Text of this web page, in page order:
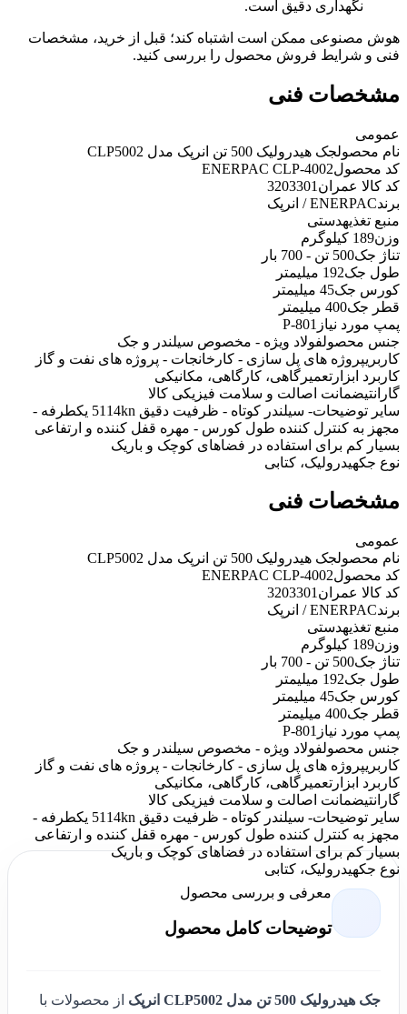
نگهداری دقیق است.
هوش مصنوعی ممکن است اشتباه کند؛ قبل از خرید، مشخصات
فنی و شرایط فروش محصول را بررسی کنید.
مشخصات فنی
عمومی
نام محصولجک هیدرولیک 500 تن انرپک مدل CLP5002
کد محصولENERPAC CLP-4002
کد کالا عمران 3203301
برندENERPAC / انرپک
منبع تغذیهدستی
وزن189 کیلوگرم
تناژ جک500 تن - 700 بار
طول جک192 میلیمتر
کورس جک45 میلیمتر
قطر جک400 میلیمتر
پمپ مورد نیاز P-801
جنس محصولفولاد ویژه - مخصوص سیلندر و جک
کاربریپروژه های پل سازی - کارخانجات - پروژه های نفت و گاز
کاربرد ابزار تعمیرگاهی، کارگاهی، مکانیکی
گارانتیضمانت اصالت و سلامت فیزیکی کالا
سایر توضیحات
- سیلندر کوتاه - ظرفیت دقیق 5114kn یکطرفه -
مجهز به کنترل کننده طول کورس - مهره قفل کننده و ارتفاعی
بسیار کم برای استفاده در فضاهای کوچک و باریک
نوع جکهیدرولیک، کتابی
مشخصات فنی
عمومی
نام محصولجک هیدرولیک 500 تن انرپک مدل CLP5002
کد محصولENERPAC CLP-4002
کد کالا عمران 3203301
برندENERPAC / انرپک
منبع تغذیهدستی
وزن189 کیلوگرم
تناژ جک500 تن - 700 بار
طول جک192 میلیمتر
کورس جک45 میلیمتر
قطر جک400 میلیمتر
پمپ مورد نیاز P-801
جنس محصولفولاد ویژه - مخصوص سیلندر و جک
کاربریپروژه های پل سازی - کارخانجات - پروژه های نفت و گاز
کاربرد ابزار تعمیرگاهی، کارگاهی، مکانیکی
گارانتیضمانت اصالت و سلامت فیزیکی کالا
سایر توضیحات
- سیلندر کوتاه - ظرفیت دقیق 5114kn یکطرفه -
مجهز به کنترل کننده طول کورس - مهره قفل کننده و ارتفاعی
بسیار کم برای استفاده در فضاهای کوچک و باریک
نوع جکهیدرولیک، کتابی
معرفی و بررسی محصول
توضیحات کامل محصول
جک هیدرولیک 500 تن مدل CLP5002 انرپک
از محصولات با